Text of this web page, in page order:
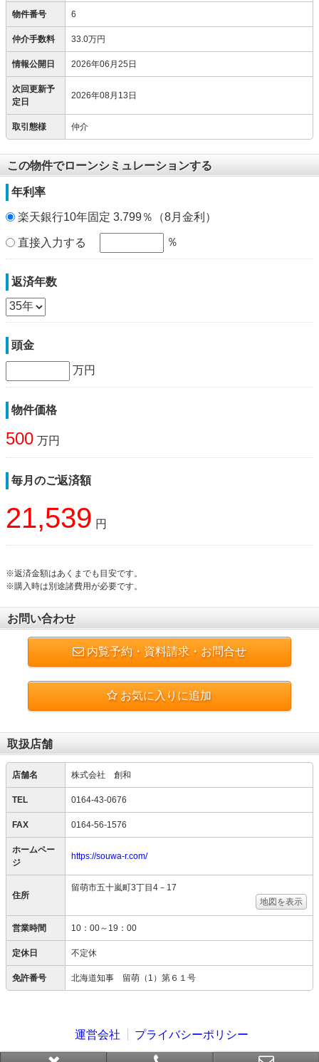
物件番号 6
仲介手数料 33.0万円
情報公開日 2026年06月25日
次回更新予
定日
2026年08月13日
取引態様 仲介
この物件でローンシミュレーションする
年利率
楽天銀行10年固定 3.799％（8月金利）
直接入力する ％
返済年数
頭金
万円
物件価格
500 万円
毎月のご返済額
21,539 円
※返済金額はあくまでも目安です。
※購入時は別途諸費用が必要です。
お問い合わせ
内覧予約・資料請求・お問合せ
お気に入りに追加
取扱店舗
店舗名 株式会社 創和
TEL 0164-43-0676
FAX 0164-56-1576
ホームペー
ジ
https://souwa-r.com/
住所
留萌市五十嵐町3丁目4－17
地図を表示
営業時間 10：00～19：00
定休日 不定休
免許番号 北海道知事 留萌（1）第６１号
運営会社 プライバシーポリシー